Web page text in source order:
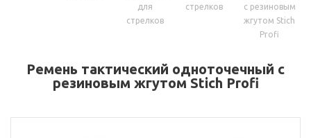
для
стрелков
стрелков
с резиновым
жгутом Stich
Profi
Ремень тактический одноточечный с
резиновым жгутом Stich Profi